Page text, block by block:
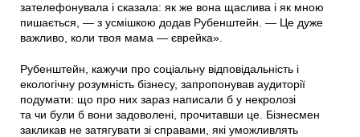
зателефонувала і сказала: як же вона щаслива і як мною
пишається, — з усмішкою додав Рубенштейн. — Це дуже
важливо, коли твоя мама — єврейка».
Рубенштейн, кажучи про соціальну відповідальність і
екологічну розумність бізнесу, запропонував аудиторії
подумати: що про них зараз написали б у некролозі
та чи були б вони задоволені, прочитавши це. Бізнесмен
закликав не затягувати зі справами, які уможливлять